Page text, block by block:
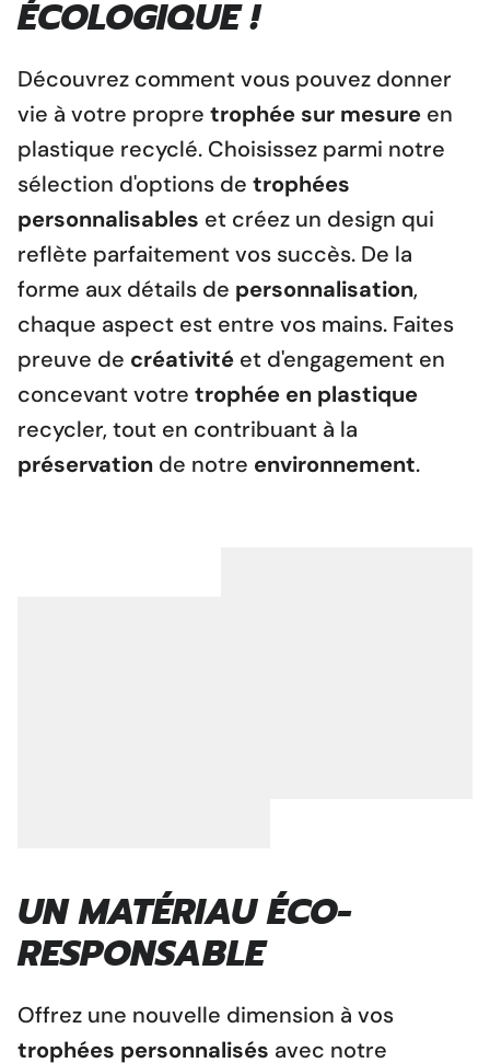
ÉCOLOGIQUE !
Découvrez comment vous pouvez donner
vie à votre propre trophée sur mesure en
plastique recyclé. Choisissez parmi notre
sélection d'options de trophées
personnalisables et créez un design qui
reflète parfaitement vos succès. De la
forme aux détails de personnalisation,
chaque aspect est entre vos mains. Faites
preuve de créativité et d'engagement en
concevant votre trophée en plastique
recycler, tout en contribuant à la
préservation de notre environnement.
UN MATÉRIAU ÉCO-
RESPONSABLE
Offrez une nouvelle dimension à vos
trophées personnalisés avec notre